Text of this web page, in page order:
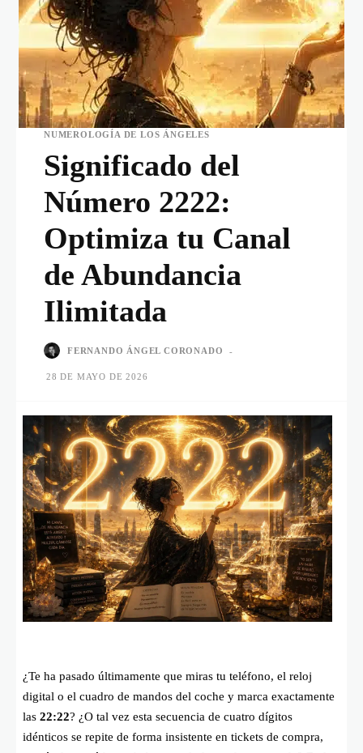
NUMEROLOGÍA DE LOS ÁNGELES
Significado del
Número 2222:
Optimiza tu Canal
de Abundancia
Ilimitada
FERNANDO ÁNGEL CORONADO -
28 DE MAYO DE 2026
¿Te ha pasado últimamente que miras tu teléfono, el reloj
digital o el cuadro de mandos del coche y marca exactamente
las 22:22? ¿O tal vez esta secuencia de cuatro dígitos
idénticos se repite de forma insistente en tickets de compra,